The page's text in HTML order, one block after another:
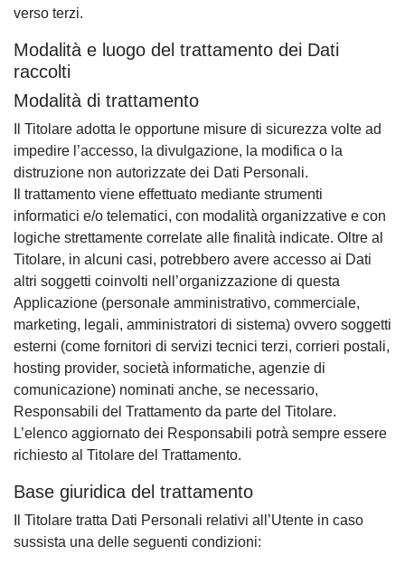
verso terzi.
Modalità e luogo del trattamento dei Dati
raccolti
Modalità di trattamento
Il Titolare adotta le opportune misure di sicurezza volte ad
impedire l’accesso, la divulgazione, la modifica o la
distruzione non autorizzate dei Dati Personali.
Il trattamento viene effettuato mediante strumenti
informatici e/o telematici, con modalità organizzative e con
logiche strettamente correlate alle finalità indicate. Oltre al
Titolare, in alcuni casi, potrebbero avere accesso ai Dati
altri soggetti coinvolti nell’organizzazione di questa
Applicazione (personale amministrativo, commerciale,
marketing, legali, amministratori di sistema) ovvero soggetti
esterni (come fornitori di servizi tecnici terzi, corrieri postali,
hosting provider, società informatiche, agenzie di
comunicazione) nominati anche, se necessario,
Responsabili del Trattamento da parte del Titolare.
L’elenco aggiornato dei Responsabili potrà sempre essere
richiesto al Titolare del Trattamento.
Base giuridica del trattamento
Il Titolare tratta Dati Personali relativi all’Utente in caso
sussista una delle seguenti condizioni: